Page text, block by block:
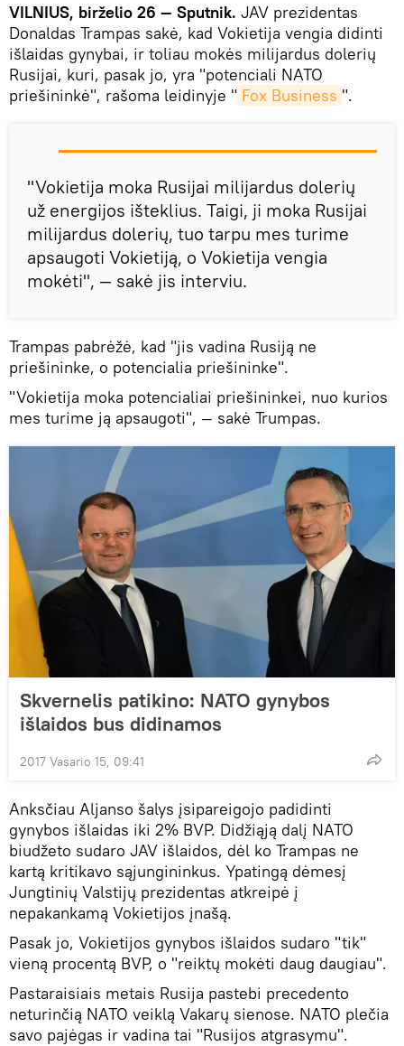
VILNIUS, birželio 26 — Sputnik. JAV prezidentas
Donaldas Trampas sakė, kad Vokietija vengia didinti
išlaidas gynybai, ir toliau mokės milijardus dolerių
Rusijai, kuri, pasak jo, yra "potenciali NATO
priešininkė", rašoma leidinyje " Fox Business ".
"Vokietija moka Rusijai milijardus dolerių
už energijos išteklius. Taigi, ji moka Rusijai
milijardus dolerių, tuo tarpu mes turime
apsaugoti Vokietiją, o Vokietija vengia
mokėti", — sakė jis interviu.
Trampas pabrėžė, kad "jis vadina Rusiją ne
priešininke, o potencialia priešininke".
"Vokietija moka potencialiai priešininkei, nuo kurios
mes turime ją apsaugoti", — sakė Trumpas.
Skvernelis patikino: NATO gynybos
išlaidos bus didinamos
2017 Vasario 15, 09:41
Anksčiau Aljanso šalys įsipareigojo padidinti
gynybos išlaidas iki 2% BVP. Didžiąją dalį NATO
biudžeto sudaro JAV išlaidos, dėl ko Trampas ne
kartą kritikavo sąjungininkus. Ypatingą dėmesį
Jungtinių Valstijų prezidentas atkreipė į
nepakankamą Vokietijos įnašą.
Pasak jo, Vokietijos gynybos išlaidos sudaro "tik"
vieną procentą BVP, o "reiktų mokėti daug daugiau".
Pastaraisiais metais Rusija pastebi precedento
neturinčią NATO veiklą Vakarų sienose. NATO plečia
savo pajėgas ir vadina tai "Rusijos atgrasymu".